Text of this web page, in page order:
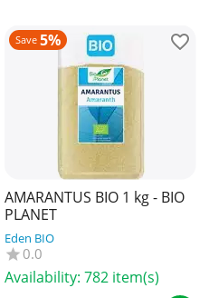
Save 5%
AMARANTUS BIO 1 kg - BIO
PLANET
Eden BIO
0.0
Availability: 782 item(s)